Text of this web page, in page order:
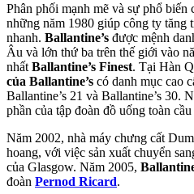
Phân phối mạnh mẽ và sự phổ
những năm 1980 giúp công ty tăng
nhanh. Ballantine’s được mệnh
Âu và lớn thứ ba trên thế giới vào
nhất Ballantine’s Finest. Tại Hàn
của Ballantine’s có danh mục cao
Ballantine’s 21 và Ballantine’s 30.
phần của tập đoàn đồ uống toàn cầu
Năm 2002, nhà máy chưng cất
hoang, với việc sản xuất chuyển
của Glasgow. Năm 2005,
đoàn Pernod Ricard.